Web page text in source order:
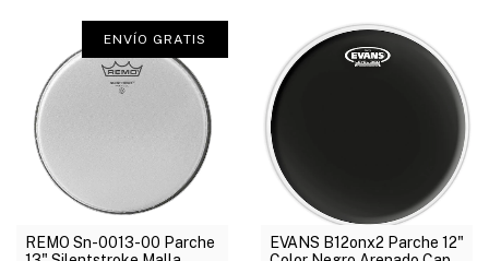
ENVÍO GRATIS
REMO Sn-0013-00 Parche
EVANS B12onx2 Parche 12"